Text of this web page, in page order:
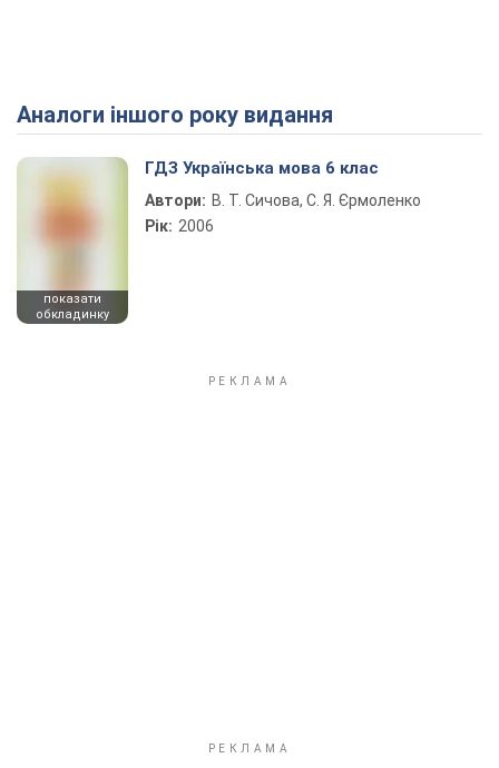
Play Video
Аналоги іншого року видання
показати
обкладинку
ГДЗ Українська мова 6 клас
Автори: В. Т. Сичова, С. Я. Єрмоленко
Рік: 2006